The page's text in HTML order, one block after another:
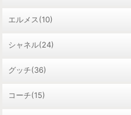
エルメス(10)
シャネル(24)
グッチ(36)
コーチ(15)